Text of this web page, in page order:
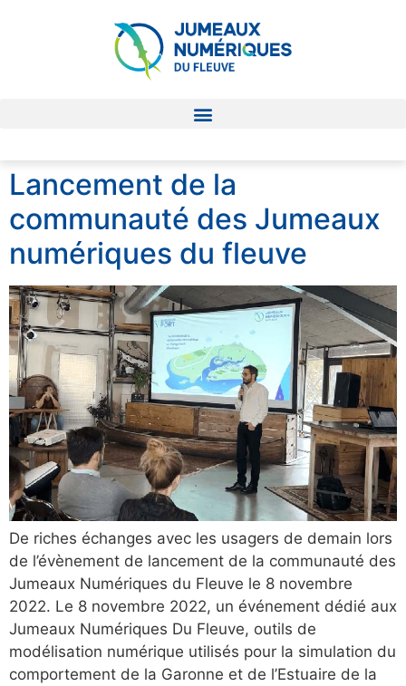
Lancement de la
communauté des Jumeaux
numériques du fleuve
De riches échanges avec les usagers de demain lors
de l’évènement de lancement de la communauté des
Jumeaux Numériques du Fleuve le 8 novembre
2022. Le 8 novembre 2022, un événement dédié aux
Jumeaux Numériques Du Fleuve, outils de
modélisation numérique utilisés pour la simulation du
comportement de la Garonne et de l’Estuaire de la